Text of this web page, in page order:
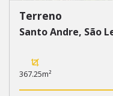
Terreno
Santo Andre, São
367.25m²